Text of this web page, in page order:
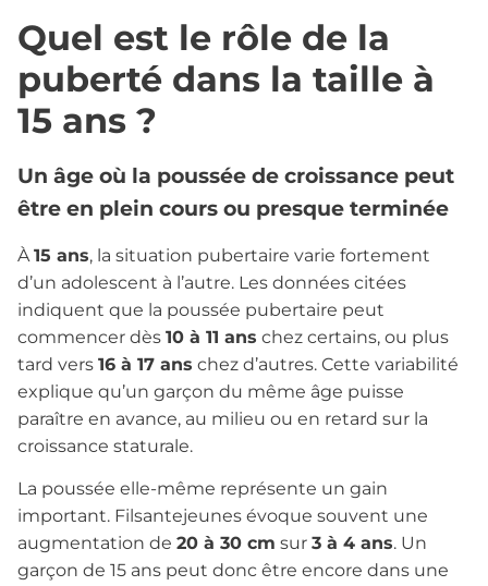
Quel est le rôle de la
puberté dans la taille à
15 ans ?
Un âge où la poussée de croissance peut
être en plein cours ou presque terminée
À15 ans, la situation pubertaire varie fortement
d’un adolescent à l’autre. Les données citées
indiquent que la poussée pubertaire peut
commencer dès 10 à 11 ans chez certains, ou plus
tard vers 16 à 17 ans chez d’autres. Cette variabilité
explique qu’un garçon du même âge puisse
paraître en avance, au milieu ou en retard sur la
croissance staturale.
La poussée elle-même représente un gain
important. Filsantejeunes évoque souvent une
augmentation de 20 à 30 cm sur 3 à 4 ans. Un
garçon de 15 ans peut donc être encore dans une